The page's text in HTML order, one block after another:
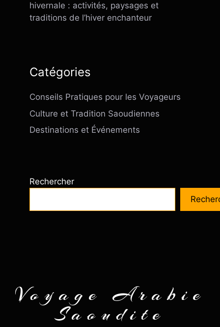
hivernale : activités, paysages et
traditions de l’hiver enchanteur
Catégories
Conseils Pratiques pour les Voyageurs
Culture et Tradition Saoudiennes
Destinations et Événements
Rechercher
Voyage Arabie
Saoudite